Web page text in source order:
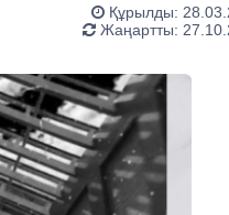
Құрылды:
Жаңартты: